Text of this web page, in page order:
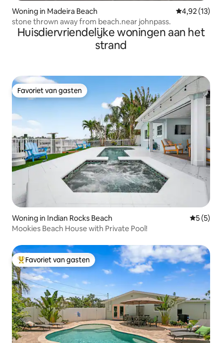
Woning in Madeira Beach Gemiddelde
4,92 (13)
stone thrown away from beach.near johnpass.
Huisdiervriendelijke woningen aan het
strand
Favoriet van gasten
Favoriet van gasten
Woning in Indian Rocks Beach
5 (5)
Mookies Beach House with Private Pool!
Topfavoriet van gasten
Favoriet van gasten